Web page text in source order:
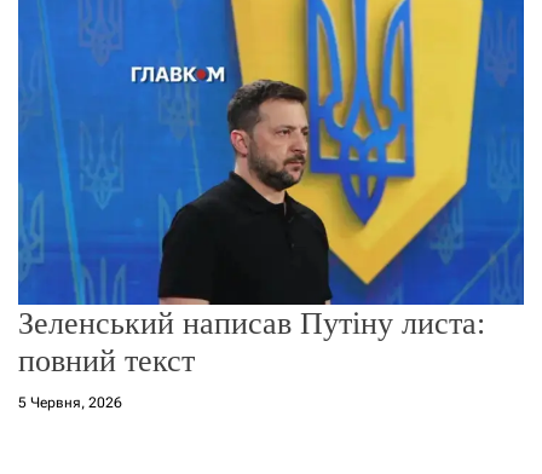
Зеленський написав Путіну листа:
повний текст
5 Червня, 2026